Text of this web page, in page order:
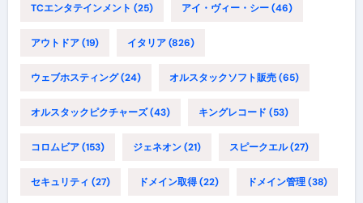
TCエンタテインメント (25) アイ・ヴィー・シー(46)
アウトドア(19) イタリア(826)
ウェブホスティング(24) オルスタックソフト販売(65)
オルスタックピクチャーズ(43) キングレコード (53)
コロムビア(153) ジェネオン(21) スピークエル(27)
セキュリティ (27) ドメイン取得(22) ドメイン管理(38)